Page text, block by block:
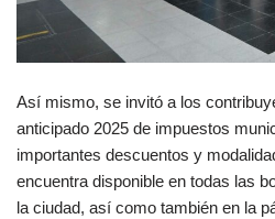
Así mismo, se invitó a los
anticipado 2025 de impuestos
importantes descuentos y
encuentra disponible en todas las
la ciudad, así como también en la